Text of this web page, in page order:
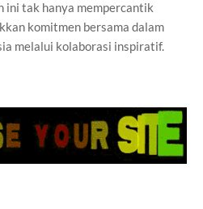
ini tak hanya mempercantik
komitmen bersama dalam
melalui kolaborasi inspiratif.